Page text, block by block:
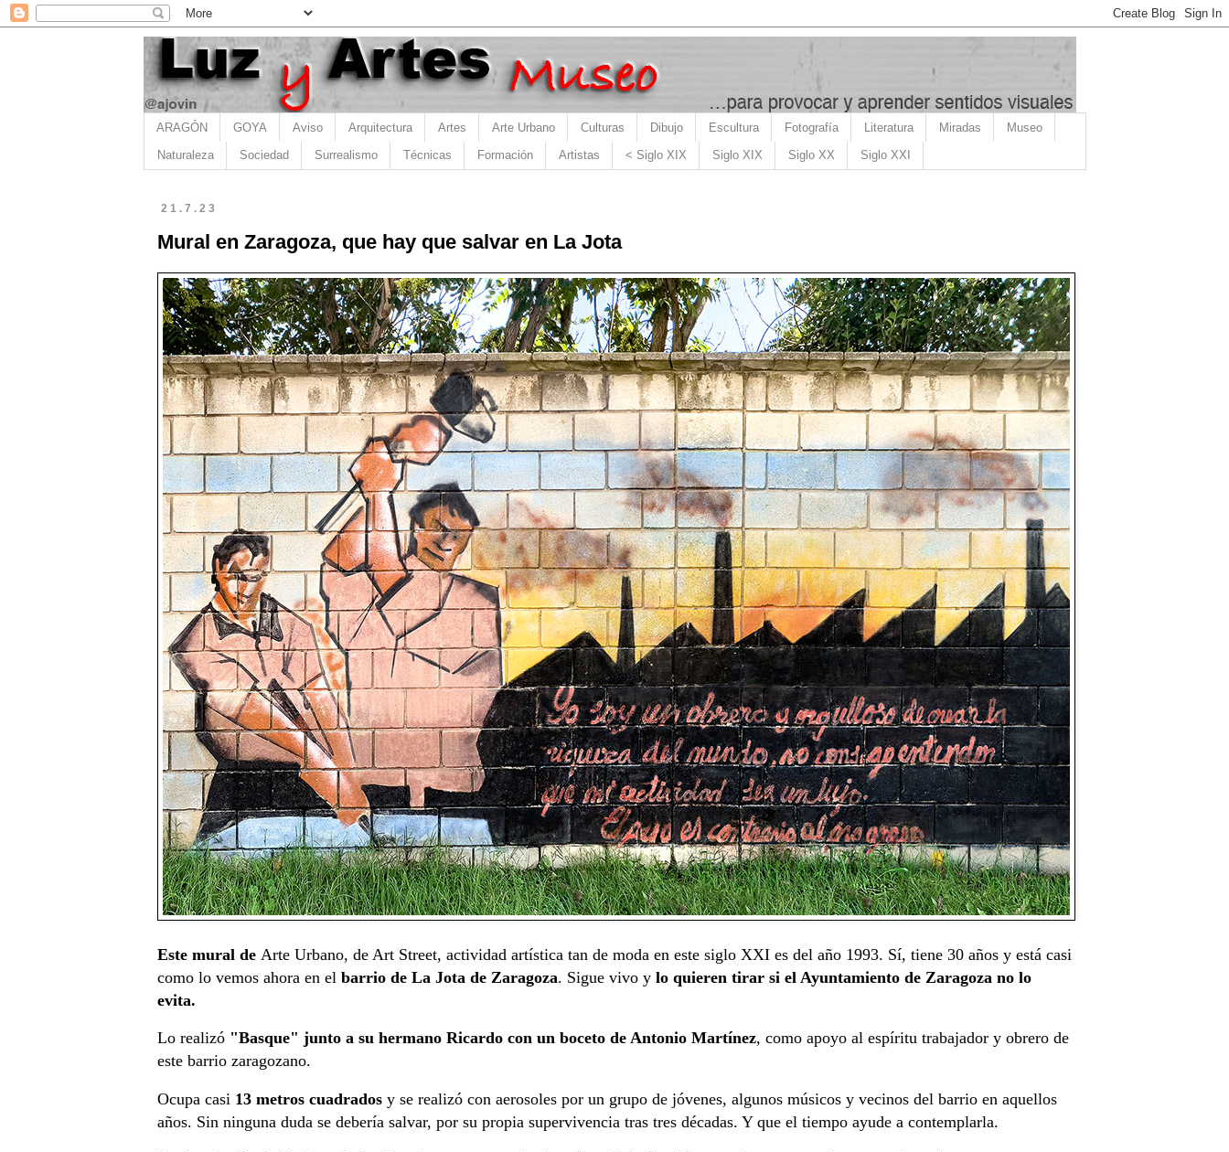
ARAGÓN GOYA Aviso Arquitectura Artes Arte Urbano Culturas Dibujo Escultura Fotografía Literatura Miradas Museo
Naturaleza Sociedad Surrealismo Técnicas Formación Artistas < Siglo XIX Siglo XIX Siglo XX Siglo XXI
21.7.23
Mural en Zaragoza, que hay que salvar en La Jota
Este mural de Arte Urbano, de Art Street, actividad artística tan de moda en este siglo XXI es del año 1993. Sí, tiene 30 años y está casi
como lo vemos ahora en el barrio de La Jota de Zaragoza. Sigue vivo y lo quieren tirar si el Ayuntamiento de Zaragoza no lo
evita.
Lo realizó "Basque" junto a su hermano Ricardo con un boceto de Antonio Martínez, como apoyo al espíritu trabajador y obrero de
este barrio zaragozano.
Ocupa casi 13 metros cuadradosy se realizó con aerosoles por un grupo de jóvenes, algunos músicos y vecinos del barrio en aquellos
años. Sin ninguna duda se debería salvar, por su propia supervivencia tras tres décadas. Y que el tiempo ayude a contemplarla.